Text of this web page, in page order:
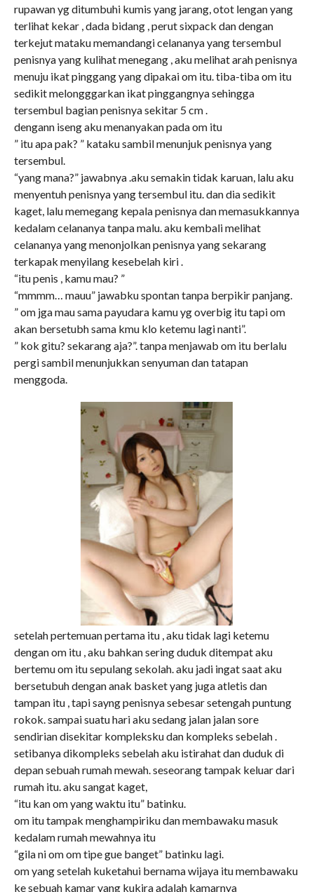
rupawan yg ditumbuhi kumis yang jarang, otot lengan yang
terlihat kekar , dada bidang , perut sixpack dan dengan
terkejut mataku memandangi celananya yang tersembul
penisnya yang kulihat menegang , aku melihat arah penisnya
menuju ikat pinggang yang dipakai om itu. tiba-tiba om itu
sedikit melongggarkan ikat pinggangnya sehingga
tersembul bagian penisnya sekitar 5 cm .
dengann iseng aku menanyakan pada om itu
” itu apa pak? ” kataku sambil menunjuk penisnya yang
tersembul.
“yang mana?” jawabnya .aku semakin tidak karuan, lalu aku
menyentuh penisnya yang tersembul itu. dan dia sedikit
kaget, lalu memegang kepala penisnya dan memasukkannya
kedalam celananya tanpa malu. aku kembali melihat
celananya yang menonjolkan penisnya yang sekarang
terkapak menyilang kesebelah kiri .
“itu penis , kamu mau? ”
“mmmm… mauu” jawabku spontan tanpa berpikir panjang.
” om jga mau sama payudara kamu yg overbig itu tapi om
akan bersetubh sama kmu klo ketemu lagi nanti”.
” kok gitu? sekarang aja?”. tanpa menjawab om itu berlalu
pergi sambil menunjukkan senyuman dan tatapan
menggoda.
setelah pertemuan pertama itu , aku tidak lagi ketemu
dengan om itu , aku bahkan sering duduk ditempat aku
bertemu om itu sepulang sekolah. aku jadi ingat saat aku
bersetubuh dengan anak basket yang juga atletis dan
tampan itu , tapi sayng penisnya sebesar setengah puntung
rokok. sampai suatu hari aku sedang jalan jalan sore
sendirian disekitar kompleksku dan kompleks sebelah .
setibanya dikompleks sebelah aku istirahat dan duduk di
depan sebuah rumah mewah. seseorang tampak keluar dari
rumah itu. aku sangat kaget,
“itu kan om yang waktu itu” batinku.
om itu tampak menghampiriku dan membawaku masuk
kedalam rumah mewahnya itu
“gila ni om om tipe gue banget” batinku lagi.
om yang setelah kuketahui bernama wijaya itu membawaku
ke sebuah kamar yang kukira adalah kamarnya